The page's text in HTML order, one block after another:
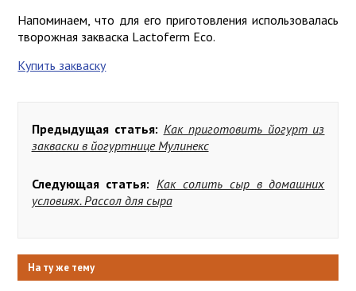
Напоминаем, что для его приготовления использовалась
творожная закваска Lactоferm Eco.
Купить закваску
Предыдущая статья: Как приготовить йогурт из
закваски в йогуртнице Мулинекс
Следующая статья: Как солить сыр в домашних
условиях. Рассол для сыра
На ту же тему